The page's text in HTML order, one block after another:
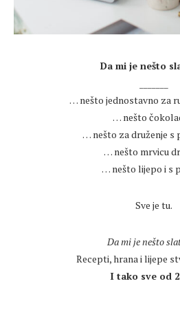
Da mi je nešto
… nešto jednostavno za
… nešto
… nešto za druženje s
… nešto mrvicu
… nešto lijepo i s
Sve je tu.
Da mi je nešto
Recepti, hrana i lijepe
I tako sve od